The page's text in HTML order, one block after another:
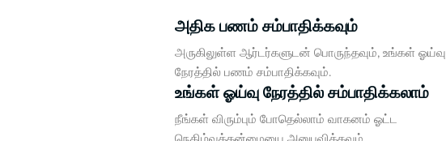
அதிக பணம் சம்பாதிக்கவும்
அருகிலுள்ள ஆர்டர்களுடன் பொருந்தவும், உங்கள் ஓய்வு
நேரத்தில் பணம் சம்பாதிக்கவும்.
உங்கள் ஓய்வு நேரத்தில் சம்பாதிக்கலாம்
நீங்கள் விரும்பும் போதெல்லாம் வாகனம் ஓட்ட